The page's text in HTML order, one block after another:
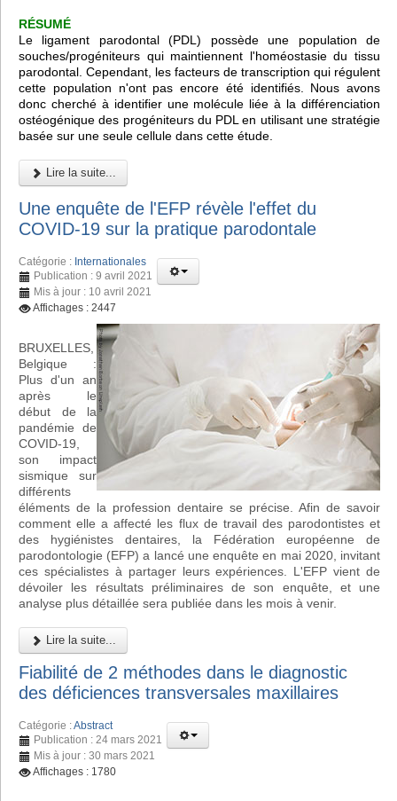
RÉSUMÉ
Le ligament parodontal (PDL) possède une population de
souches/progéniteurs qui maintiennent l'homéostasie du tissu
parodontal. Cependant, les facteurs de transcription qui régulent
cette population n'ont pas encore été identifiés. Nous avons
donc cherché à identifier une molécule liée à la différenciation
ostéogénique des progéniteurs du PDL en utilisant une stratégie
basée sur une seule cellule dans cette étude.
Lire la suite...
Une enquête de l'EFP révèle l'effet du
COVID-19 sur la pratique parodontale
Catégorie : Internationales
Publication : 9 avril 2021
Mis à jour : 10 avril 2021
Affichages : 2447
BRUXELLES,
Belgique :
Plus d'un an
après le
début de la
pandémie de
COVID-19,
son impact
sismique sur
différents
éléments de la profession dentaire se précise. Afin de savoir
comment elle a affecté les flux de travail des parodontistes et
des hygiénistes dentaires, la Fédération européenne de
parodontologie (EFP) a lancé une enquête en mai 2020, invitant
ces spécialistes à partager leurs expériences. L'EFP vient de
dévoiler les résultats préliminaires de son enquête, et une
analyse plus détaillée sera publiée dans les mois à venir.
Lire la suite...
Fiabilité de 2 méthodes dans le diagnostic
des déficiences transversales maxillaires
Catégorie :Abstract
Publication : 24 mars 2021
Mis à jour : 30 mars 2021
Affichages : 1780